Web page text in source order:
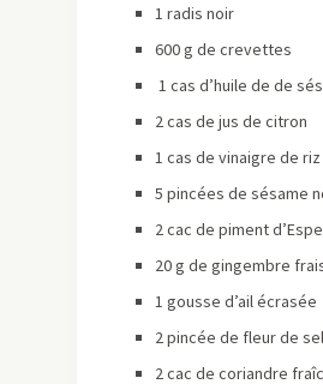
1 radis noir
600 g de crevettes
1 cas d’huile de de
2 cas de jus de citron
1 cas de vinaigre de riz
5 pincées de sésame
2 cac de piment
20 g de gingembre
1 gousse d’ail écrasée
2 pincée de fleur de sel
2 cac de coriandre